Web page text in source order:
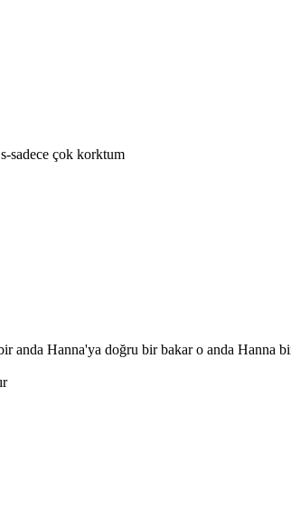
sadece çok korktum
anda Hanna'ya doğru bir bakar o anda Hanna